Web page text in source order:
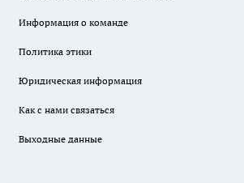
Информация о команде
Политика этики
Юридическая информация
Как с нами связаться
Выходные данные